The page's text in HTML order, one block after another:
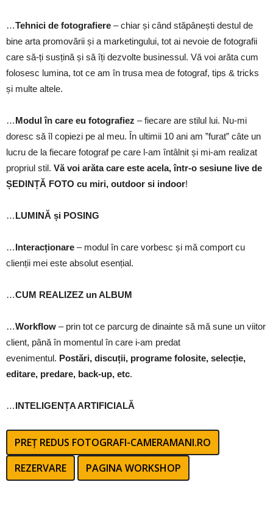
…Tehnici de fotografiere – chiar și când stăpânești destul de
bine arta promovării și a marketingului, tot ai nevoie de fotografii
care să-ți susțină și să îți dezvolte businessul. Vă voi arăta cum
folosesc lumina, tot ce am în trusa mea de fotograf, tips & tricks
și multe altele.
…Modul în care eu fotografiez – fiecare are stilul lui. Nu-mi
doresc să îl copiezi pe al meu. În ultimii 10 ani am ”furat” câte un
lucru de la fiecare fotograf pe care l-am întâlnit și mi-am realizat
propriul stil. Vă voi arăta care este acela, într-o sesiune live de
ȘEDINȚĂ FOTO cu miri, outdoor si indoor!
…LUMINĂ și POSING
…Interacționare – modul în care vorbesc și mă comport cu
clienții mei este absolut esențial.
…CUM REALIZEZ un ALBUM
…Workflow – prin tot ce parcurg de dinainte să mă sune un viitor
client, până în momentul în care i-am predat
evenimentul. Postări, discuții, programe folosite, selecție,
editare, predare, back-up, etc.
…INTELIGENȚA ARTIFICIALĂ
PREȚ REDUS FOTOGRAFI-CAMERAMANI.RO
REZERVARE
PAGINA WORKSHOP